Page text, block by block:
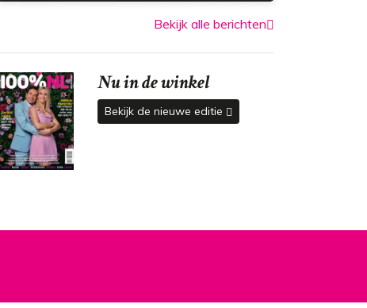
Bekijk alle berichten
Nu in de winkel
Bekijk de nieuwe editie